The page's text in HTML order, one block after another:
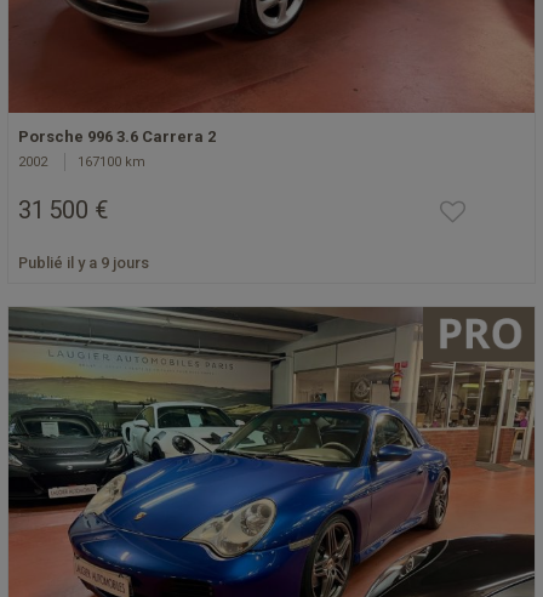
Porsche 996 3.6 Carrera 2
2002 167100 km
31 500 €
Publié il y a 9 jours